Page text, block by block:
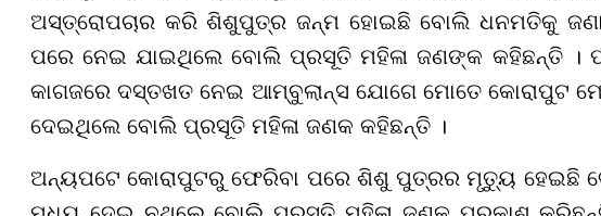
ଅସ୍ତ୍ରୋପଚାର କରି ଶିଶୁପୁତ୍ର ଜନ୍ମ ହୋଇଛି ବୋଲି ଧନମତିକୁ
ପରେ ନେଇ ଯାଇଥିଲେ ବୋଲି ପ୍ରସୂତି ମହିଳା ଜଣଙ୍କ କହିଛନ୍ତି ।
କାଗଜରେ ଦସ୍ତଖତ ନେଇ ଆମ୍ବୁଲାନ୍ସ ଯୋଗେ ମୋତେ କୋରାପୁଟ
ଦେଇଥିଲେ ବୋଲି ପ୍ରସୂତି ମହିଳା ଜଣକ କହିଛନ୍ତି ।
ଅନ୍ୟପଟେ କୋରାପୁଟରୁ ଫେରିବା ପରେ ଶିଶୁ ପୁତ୍ରର ମୃତ୍ୟୁ ହେଇଛି